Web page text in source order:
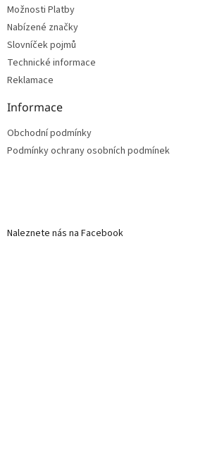
Možnosti Platby
Nabízené značky
Slovníček pojmů
Technické informace
Reklamace
Informace
Obchodní podmínky
Podmínky ochrany osobních podmínek
Naleznete nás na Facebook